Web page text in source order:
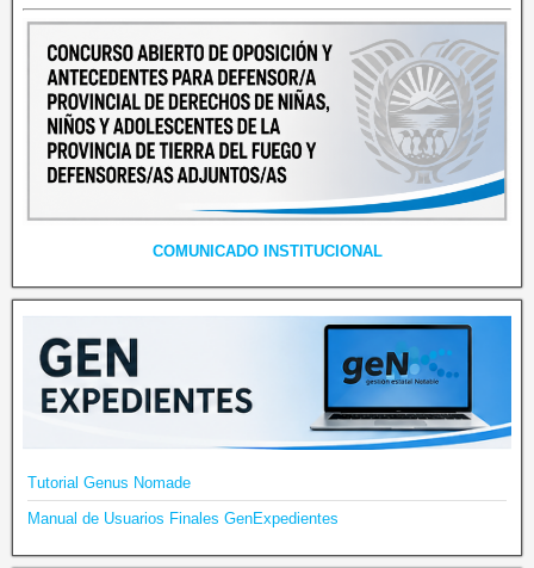
COMUNICADO INSTITUCIONAL
Tutorial Genus Nomade
Manual de Usuarios Finales GenExpedientes